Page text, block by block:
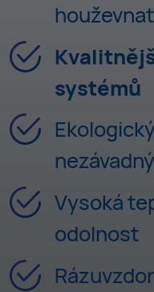
systémů
Vysoká
odolnost